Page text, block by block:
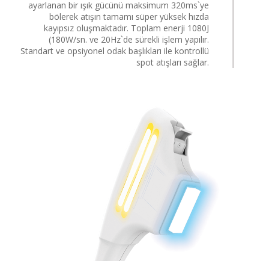
ayarlanan bir ışık gücünü maksimum 320ms`ye
bölerek atışın tamamı süper yüksek hızda
kayıpsız oluşmaktadır. Toplam enerji 1080J
(180W/sn. ve 20Hz`de sürekli işlem yapılır.
Standart ve opsiyonel odak başlıkları ile kontrollü
spot atışları sağlar.